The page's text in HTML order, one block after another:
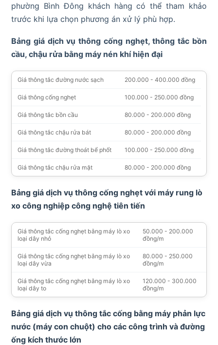
phường Bình Đông khách hàng có thể tham khảo
trước khi lựa chọn phương án xử lý phù hợp.
Bảng giá dịch vụ thông cống nghẹt, thông tắc bồn
cầu, chậu rửa bằng máy nén khí hiện đại
Giá thông tắc đường nước sạch 200.000 - 400.000 đồng
Giá thông cống nghẹt 100.000 - 250.000 đồng
Giá thông tắc bồn cầu 80.000 - 200.000 đồng
Giá thông tắc chậu rửa bát 80.000 - 200.000 đồng
Giá thông tắc đường thoát bể phốt 100.000 - 250.000 đồng
Giá thông tắc chậu rửa mặt 80.000 - 200.000 đồng
Bảng giá dịch vụ thông cống nghẹt với máy rung lò
xo công nghiệp công nghệ tiên tiến
Giá thông tắc cống nghẹt bằng máy lò xo
loại dây nhỏ
50.000 - 200.000
đồng/m
Giá thông tắc cống nghẹt bằng máy lò xo
loại dây vừa
80.000 - 250.000
đồng/m
Giá thông tắc cống nghẹt bằng máy lò xo
loại dây to
120.000 - 300.000
đồng/m
Bảng giá dịch vụ thông tắc cống bằng máy phản lực
nước (máy con chuột) cho các công trình và đường
ống kích thước lớn